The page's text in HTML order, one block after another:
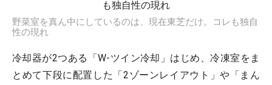
野菜室を真ん中にしているのは、現在東芝だけ。コレも独自
性の現れ
冷却器が2つある「W-ツイン冷却」はじめ、冷凍室をま
とめて下段に配置した「2ゾーンレイアウト」や「まん